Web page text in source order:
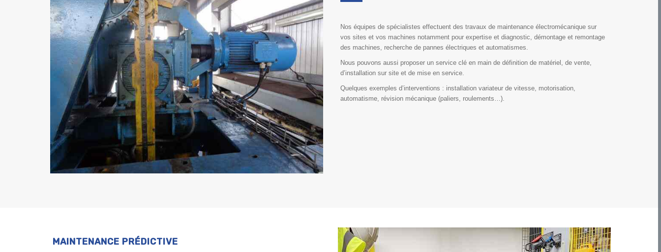
Nos équipes de spécialistes effectuent des travaux de maintenance électromécanique sur
vos sites et vos machines notamment pour expertise et diagnostic, démontage et remontage
des machines, recherche de pannes électriques et automatismes.
Nous pouvons aussi proposer un service clé en main de définition de matériel, de vente,
d’installation sur site et de mise en service.
Quelques exemples d’interventions : installation variateur de vitesse, motorisation,
automatisme, révision mécanique (paliers, roulements…).
MAINTENANCE PRÉDICTIVE